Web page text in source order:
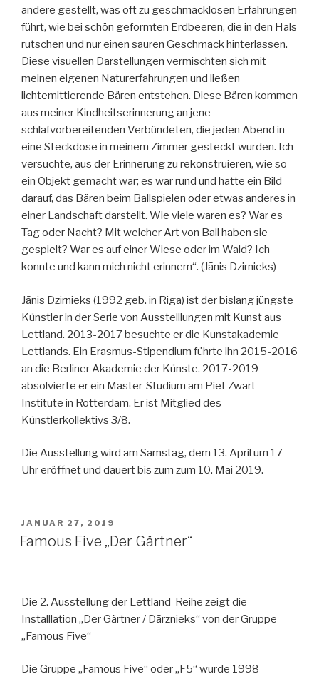
andere gestellt, was oft zu geschmacklosen Erfahrungen
führt, wie bei schön geformten Erdbeeren, die in den Hals
rutschen und nur einen sauren Geschmack hinterlassen.
Diese visuellen Darstellungen vermischten sich mit
meinen eigenen Naturerfahrungen und ließen
lichtemittierende Bären entstehen. Diese Bären kommen
aus meiner Kindheitserinnerung an jene
schlafvorbereitenden Verbündeten, die jeden Abend in
eine Steckdose in meinem Zimmer gesteckt wurden. Ich
versuchte, aus der Erinnerung zu rekonstruieren, wie so
ein Objekt gemacht war; es war rund und hatte ein Bild
darauf, das Bären beim Ballspielen oder etwas anderes in
einer Landschaft darstellt. Wie viele waren es? War es
Tag oder Nacht? Mit welcher Art von Ball haben sie
gespielt? War es auf einer Wiese oder im Wald? Ich
konnte und kann mich nicht erinnern“. (Jānis Dzirnieks)
Jānis Dzirnieks (1992 geb. in Riga) ist der bislang jüngste
Künstler in der Serie von Ausstelllungen mit Kunst aus
Lettland. 2013-2017 besuchte er die Kunstakademie
Lettlands. Ein Erasmus-Stipendium führte ihn 2015-2016
an die Berliner Akademie der Künste. 2017-2019
absolvierte er ein Master-Studium am Piet Zwart
Institute in Rotterdam. Er ist Mitglied des
Künstlerkollektivs 3/8.
Die Ausstellung wird am Samstag, dem 13. April um 17
Uhr eröffnet und dauert bis zum zum 10. Mai 2019.
VERÖFFENTLICHT
AM
JANUAR 27, 2019
Famous Five „Der Gärtner“
Die 2. Ausstellung der Lettland-Reihe zeigt die
Installlation „Der Gärtner / Dārznieks“ von der Gruppe
„Famous Five“
Die Gruppe „Famous Five“ oder „F5“ wurde 1998